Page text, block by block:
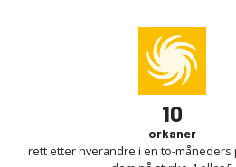
10
orkaner
rett etter hverandre i en to-måneders